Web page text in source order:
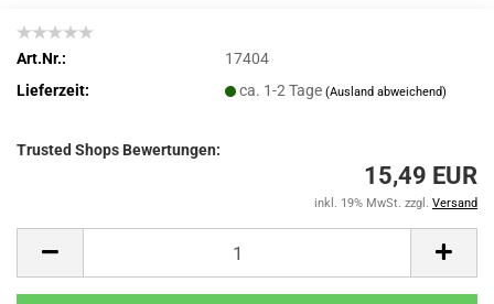
Art.Nr.:
17404
Lieferzeit:
ca. 1-2 Tage(Ausland abweichend)
Trusted Shops Bewertungen:
15,49 EUR
inkl. 19% MwSt. zzgl. Versand